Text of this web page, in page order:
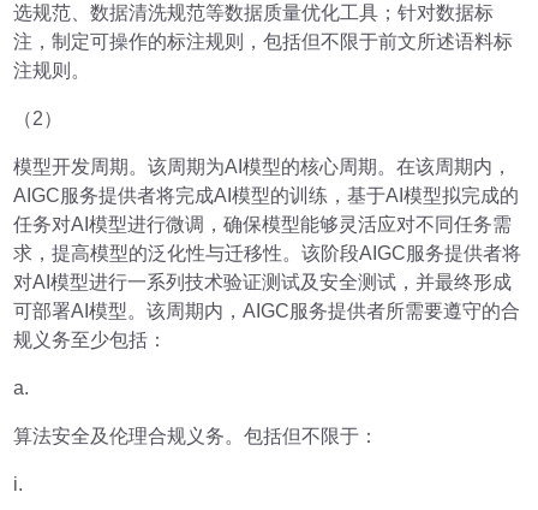
选规范、数据清洗规范等数据质量优化工具；针对数据标
注，制定可操作的标注规则，包括但不限于前文所述语料标
注规则。
（2）
模型开发周期。该周期为AI模型的核心周期。在该周期内，
AIGC服务提供者将完成AI模型的训练，基于AI模型拟完成的
任务对AI模型进行微调，确保模型能够灵活应对不同任务需
求，提高模型的泛化性与迁移性。该阶段AIGC服务提供者将
对AI模型进行一系列技术验证测试及安全测试，并最终形成
可部署AI模型。该周期内，AIGC服务提供者所需要遵守的合
规义务至少包括：
a.
算法安全及伦理合规义务。包括但不限于：
i.